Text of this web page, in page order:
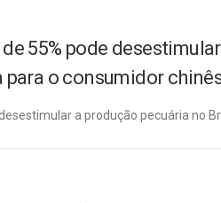
55% pode
o consumidor
a produção pecuária no